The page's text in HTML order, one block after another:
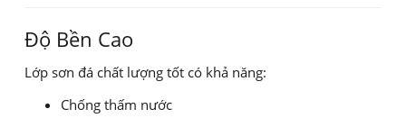
Độ Bền Cao
Lớp sơn đá chất lượng tốt có khả năng:
Chống thấm nước